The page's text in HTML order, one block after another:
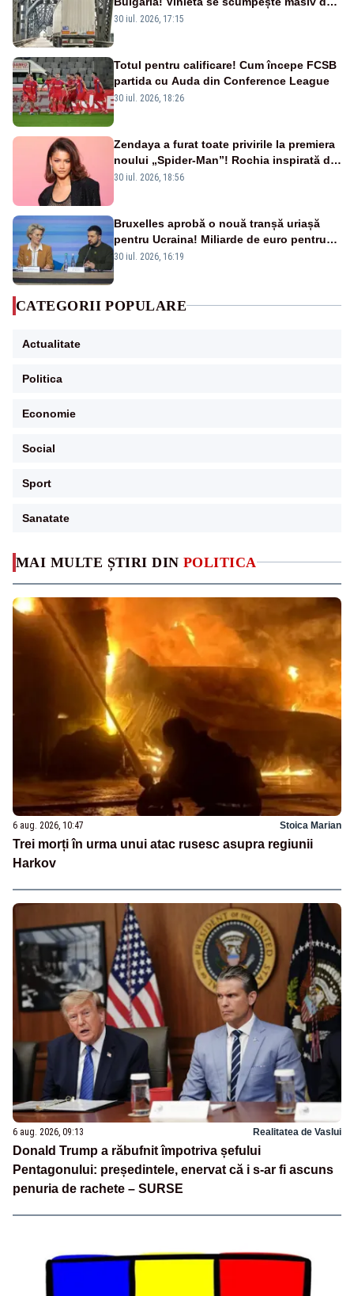
MAI MULTE ȘTIRI DIN POLITICA
6 aug. 2026, 10:47 Stoica Marian
Trei morți în urma unui atac rusesc asupra regiunii
Harkov
6 aug. 2026, 09:13 Realitatea de Vaslui
Donald Trump a răbufnit împotriva șefului
Pentagonului: președintele, enervat că i s-ar fi ascuns
penuria de rachete – SURSE
la 1 august
30 iul. 2026, 17:15
Totul pentru calificare! Cum începe FCSB
partida cu Auda din Conference League
30 iul. 2026, 18:26
Zendaya a furat toate privirile la premiera
noului „Spider-Man”! Rochia inspirată de
pânza de păianjen a făcut senzație
30 iul. 2026, 18:56
Bruxelles aprobă o nouă tranșă uriașă
pentru Ucraina! Miliarde de euro pentru
armament și apărare
30 iul. 2026, 16:19
CATEGORII POPULARE
Actualitate
Politica
Economie
Social
Sport
Sanatate